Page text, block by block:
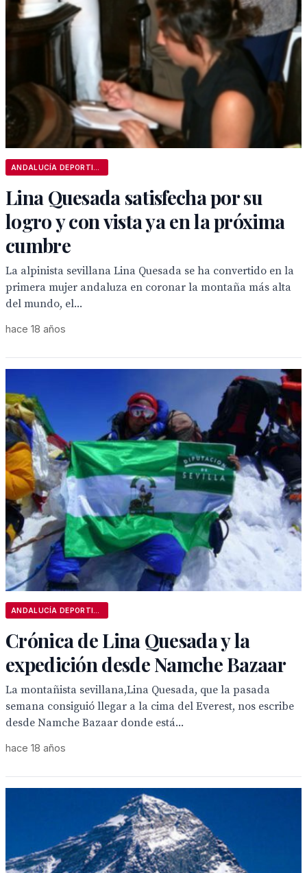
Lina Quesada satisfecha por su
logro y con vista ya en la próxima
cumbre
La alpinista sevillana Lina Quesada se ha convertido en la
primera mujer andaluza en coronar la montaña más alta
del mundo, el...
hace 18 años
Crónica de Lina Quesada y la
expedición desde Namche Bazaar
La montañista sevillana,Lina Quesada, que la pasada
semana consiguió llegar a la cima del Everest, nos escribe
desde Namche Bazaar donde está...
hace 18 años